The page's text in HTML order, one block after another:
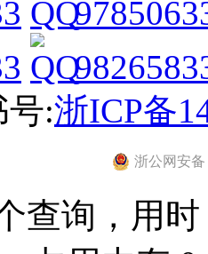
号:浙ICP备
浙公网安备
查询，用